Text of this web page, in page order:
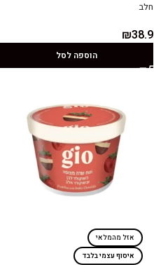
חלב
₪38.9
הוספה לסל
אזל מהמלאי
איסוף עצמי בלבד